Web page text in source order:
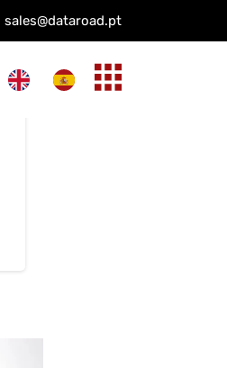
sales@dataroad.pt